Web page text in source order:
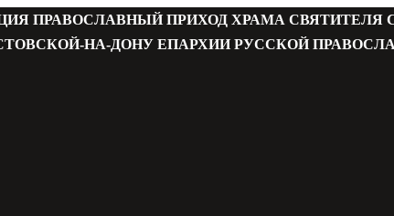
ПРАВОСЛАВНЫЙ ПРИХОД ХРАМА
НА-ДОНУ ЕПАРХИИ РУССКОЙ